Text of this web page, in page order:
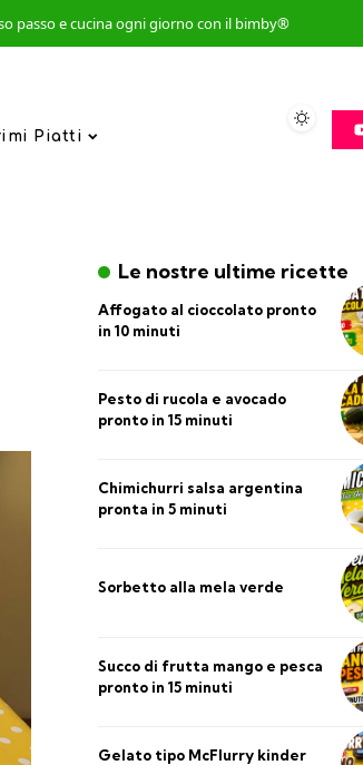
passo e cucina ogni giorno con il bimby®
Piatti
Le nostre ultime ricette
Affogato al cioccolato pronto
in 10 minuti
Pesto di rucola e avocado
pronto in 15 minuti
Chimichurri salsa argentina
pronta in 5 minuti
Sorbetto alla mela verde
Succo di frutta mango e pesca
pronto in 15 minuti
Gelato tipo McFlurry kinder